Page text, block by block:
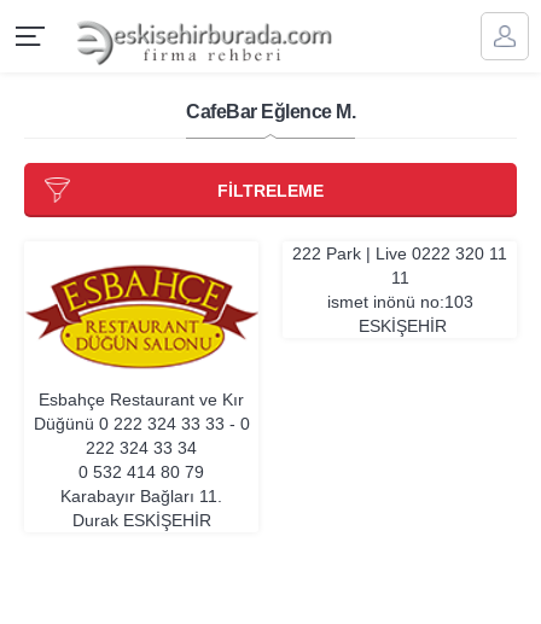
CafeBar Eğlence M.
FİLTRELEME
Esbahçe Restaurant ve Kır
Düğünü 0 222 324 33 33 - 0
222 324 33 34
0 532 414 80 79
Karabayır Bağları 11.
Durak ESKIŞEHIR
222 Park | Live 0222 320 11
11
ismet inönü no:103
ESKIŞEHIR